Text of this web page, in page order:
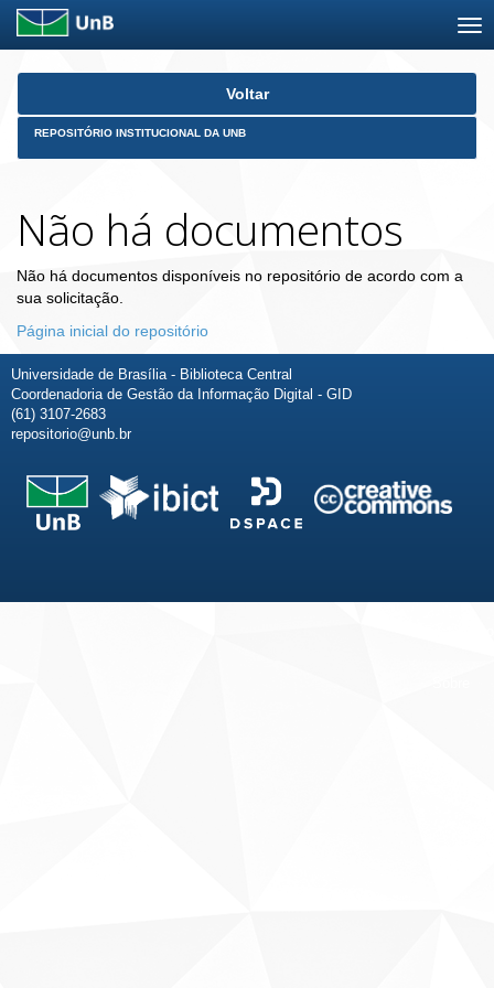
Skip
Voltar
REPOSITÓRIO INSTITUCIONAL DA UNB
Não há documentos
Não há documentos disponíveis no repositório de acordo com a
sua solicitação.
Página inicial do repositório
Universidade de Brasília - Biblioteca Central
Coordenadoria de Gestão da Informação Digital - GID
(61) 3107-2683
repositorio@unb.br